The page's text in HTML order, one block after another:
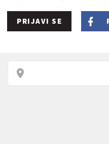
PRIJAVI SE